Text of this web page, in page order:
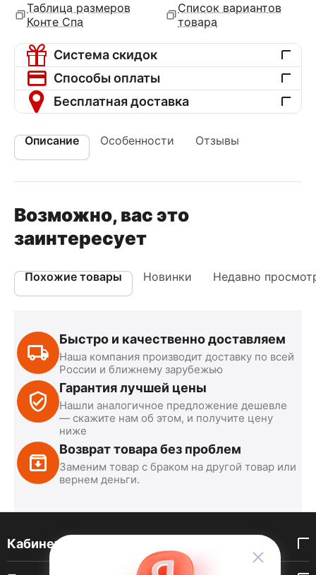
Таблица размеров
Конте Спа
Список вариантов
товара
Система скидок
Способы оплаты
Бесплатная доставка
Описание Особенности Отзывы
Возможно, вас это
заинтересует
Похожие товары Новинки Недавно
Быстро и качественно доставляем
Наша компания производит доставку по всей
России и ближнему зарубежью
Гарантия лучшей цены
Нашли аналогичное предложение дешевле
— скажите нам об этом, и получите цену
ниже
Возврат товара без проблем
Заменим товар с браком на другой товар или
вернем деньги.
Кабинет покупателя